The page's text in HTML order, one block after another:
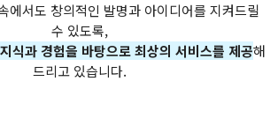
에서도 창의적인 발명과 아이디어를 지켜드릴
수 있도록,
식과 경험을 바탕으로 최상의 서비스를 제공해
드리고 있습니다.